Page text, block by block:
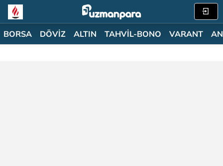
BORSA DÖVİZ ALTIN TAHVİL-BONO VARANT